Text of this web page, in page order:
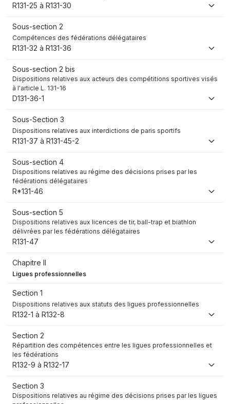
R131-25 à R131-30
Sous-section 2
Compétences des fédérations délégataires
R131-32 à R131-36
Sous-section 2 bis
Dispositions relatives aux acteurs des compétitions sportives visés
à l'article L. 131-16
D131-36-1
Sous-Section 3
Dispositions relatives aux interdictions de paris sportifs
R131-37 à R131-45-2
Sous-section 4
Dispositions relatives au régime des décisions prises par les
fédérations délégataires
R*131-46
Sous-section 5
Dispositions relatives aux licences de tir, ball-trap et biathlon
délivrées par les fédérations délégataires
R131-47
Chapitre II
Ligues professionnelles
Section 1
Dispositions relatives aux statuts des ligues professionnelles
R132-1 à R132-8
Section 2
Répartition des compétences entre les ligues professionnelles et
les fédérations
R132-9 à R132-17
Section 3
Dispositions relatives au régime des décisions prises par les ligues